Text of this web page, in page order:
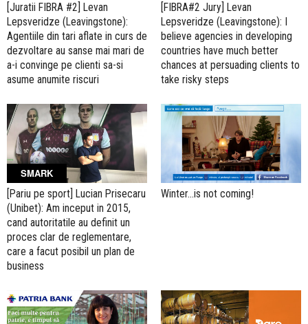
[Juratii FIBRA #2] Levan
Lepsveridze (Leavingstone):
Agentiile din tari aflate in curs de
dezvoltare au sanse mai mari de
a-i convinge pe clienti sa-si
asume anumite riscuri
[FIBRA#2 Jury] Levan
Lepsveridze (Leavingstone): I
believe agencies in developing
countries have much better
chances at persuading clients to
take risky steps
SMARK
[Pariu pe sport] Lucian Prisecaru
(Unibet): Am inceput in 2015,
cand autoritatile au definit un
proces clar de reglementare,
care a facut posibil un plan de
business
Winter...is not coming!